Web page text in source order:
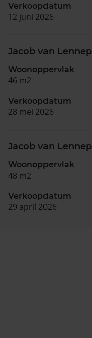
Verkoopdatum
12 juni 2026
Jacob van
Woonoppervlak
46 m2
Verkoopdatum
28 mei 2026
Jacob van
Woonoppervlak
48 m2
Verkoopdatum
29 april 2026